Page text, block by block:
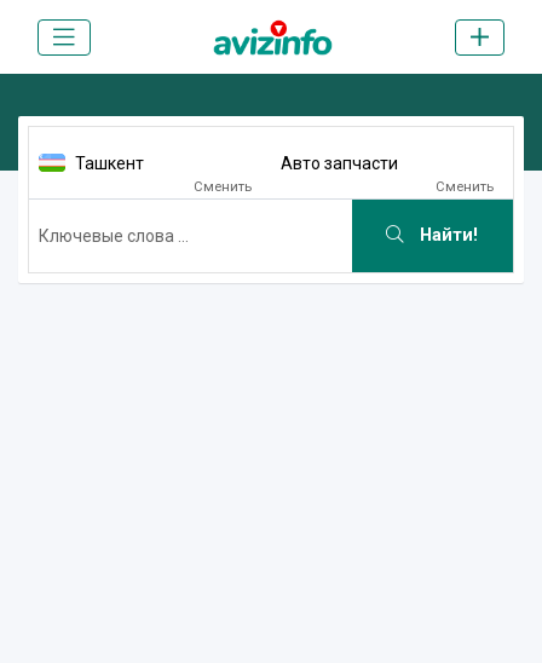
Ташкент
Сменить
Авто запчасти
Сменить
Найти!